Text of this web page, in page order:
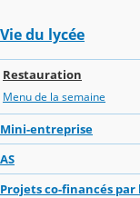
Vie du lycée
Restauration
Menu de la semaine
Mini-entreprise
AS
Projets co-financés par